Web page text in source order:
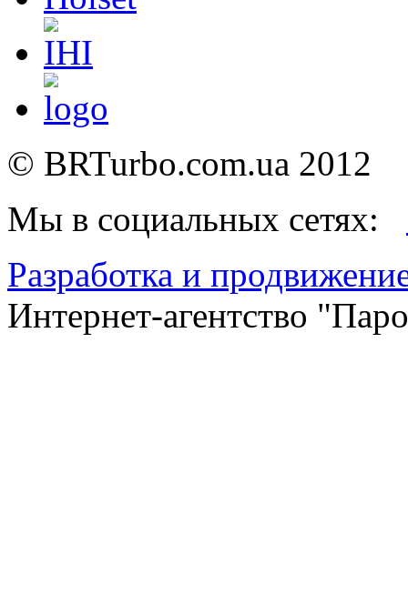
© BRTurbo.com.ua 2012
Мы в социальных сетях:
Разработка и
Интернет-агентство